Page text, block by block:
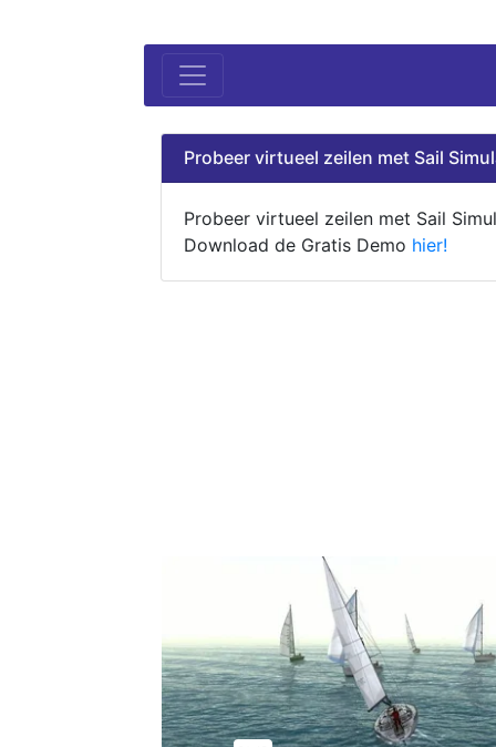
Probeer virtueel zeilen met Sail
Probeer virtueel zeilen met Sail
Download de Gratis Demo hier!